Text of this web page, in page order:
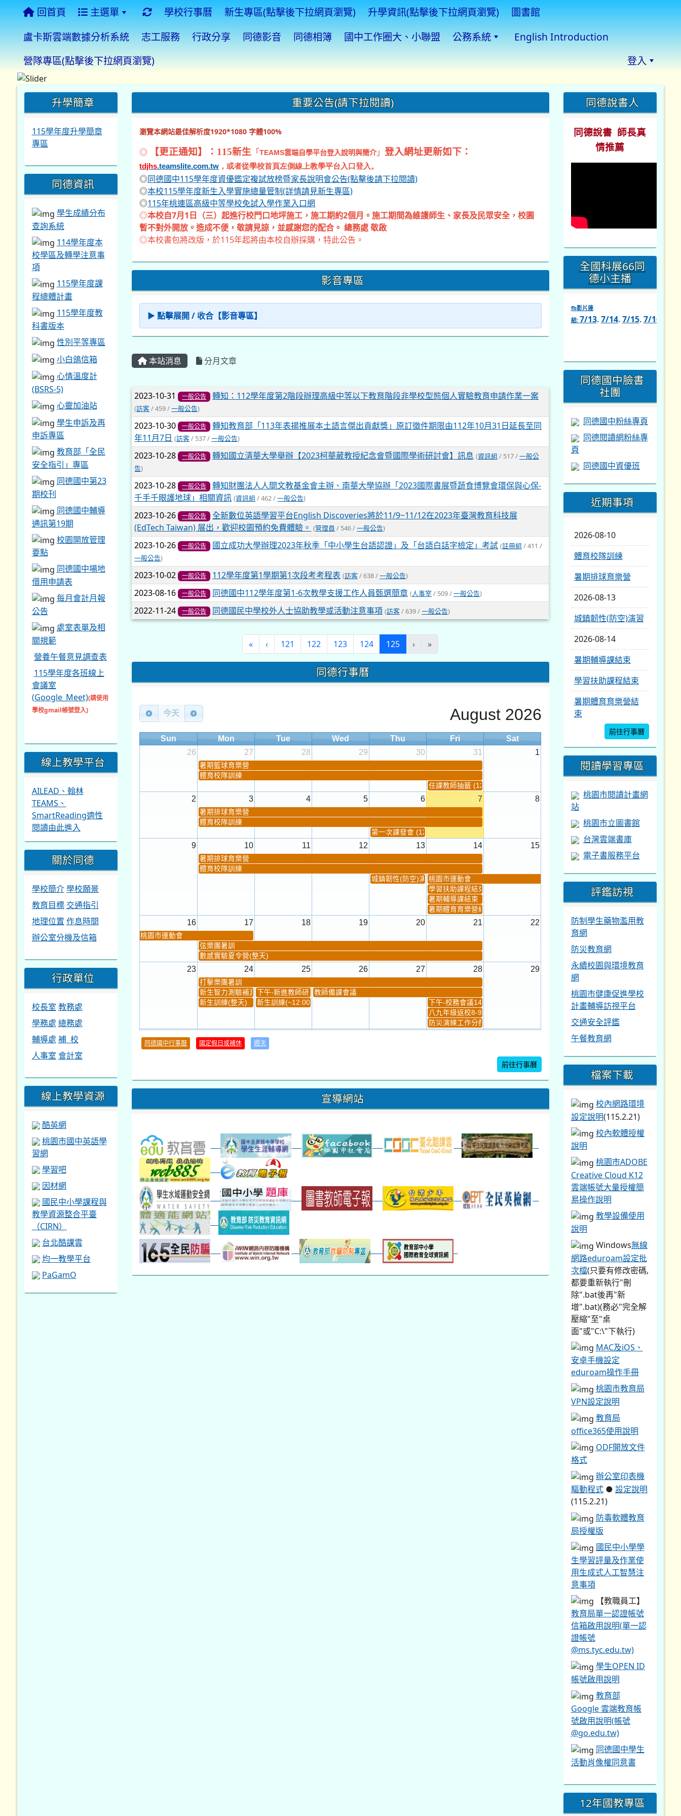
回首頁 主選單 學校行事曆 新生專區(點擊後下拉網頁瀏覽) 升學資訊(點擊後下拉網頁瀏覽)
圖書館
盧卡斯雲端數據分析系統
志工服務 行政分享 同德影音 同德相簿 國中工作圈大、小聯盟 公務系統
English Introduction
營隊專區(點擊後下拉網頁瀏覽)
登入
重要公告(請下拉閱讀)
瀏覽本網站最佳解析度1920*1080 字體100%
◎ 【更正通知】：115新生 「TEAMS雲端自學平台登入說明與簡介」登入網址更新如下：
tdjhs.teamslite.com.tw ，或者從學校首頁左側線上教學平台入口登入。
◎同德國中115學年度資優鑑定複試放榜暨家長說明會公告(點擊後請下拉閱讀)
◎本校115學年度新生入學實施總量管制(詳情請見新生專區)
◎115年桃連區高級中等學校免試入學作業入口網
◎本校自7月1日（三）起進行校門口地坪施工，施工期約2個月。施工期間為維護師生、家長及民眾安全，校園
暫不對外開放。造成不便，敬請見諒，並感謝您的配合。 總務處 敬啟
◎本校書包將改版，於115年起將由本校自辦採購，特此公告。
影音專區
▶ 點擊展開 / 收合【影音專區】
本站消息 分月文章
文章列表
2023-10-31 一般公告 轉知：112學年度第2階段辦理高級中等以下教育階段非學校型態個人實驗教育申請作業一案
(訪客/ 459 /一般公告)
2023-10-30 一般公告
轉知教育部「113年表揚推展本土語言傑出貢獻獎」原訂徵件期限由112年10月31日延長至同
年11月7日 (訪客/ 537 /一般公告)
2023-10-28 一般公告 轉知國立清華大學舉辦【2023柯華葳教授紀念會暨國際學術研討會】訊息 (資訊組 / 517 /一般公
告)
2023-10-28 一般公告
轉知財團法人人間文教基金會主辦、南華大學協辦「2023國際書展暨蔬食博覽會環保與心保-
千手千眼護地球」相關資訊 (資訊組 / 462 /一般公告)
2023-10-26 一般公告
全新數位英語學習平台English Discoveries將於11/9~11/12在2023年臺灣教育科技展
(EdTech Taiwan) 展出，歡迎校園預約免費體驗。 (管理員 / 546 /一般公告)
2023-10-26 一般公告 國立成功大學辦理2023年秋季「中小學生台語認證」及「台語白話字檢定」考試 (註冊組 / 411 /
一般公告)
2023-10-02 一般公告 112學年度第1學期第1次段考考程表 (訪客/ 638 /一般公告)
2023-08-16 一般公告 同德國中112學年度第1-6次教學支援工作人員甄選簡章 (人事室 / 509 /一般公告)
2022-11-24 一般公告 同德國民中學校外人士協助教學或活動注意事項 (訪客/ 639 /一般公告)
« ‹ 121 122 123 124 125(current)
› »
同德行事曆
今天 August 2026
Sun Mon Tue Wed Thu Fri
Sat
26
27 28 29 30 31 1
暑期籃球育樂營
體育校隊訓練
任課教師抽籤 (12:30~)...
2 3 4 5 6 7 8
暑期排球育樂營
體育校隊訓練
第一次課發會 (12:30~)
9 10 11 12 13 14 15
暑期排球育樂營
體育校隊訓練
城鎮韌性(防空)演習桃園市運動會
學習扶助課程結束
暑期輔導課結束
暑期體育育樂營結束
16 17 18 19 20 21 22
桃園市運動會
弦樂團暑訓
數感實驗夏令營(整天)
23 24 25 26 27 28 29
打擊樂團暑訓
新生智力測驗補測(...下午-新進教師研習教師備課會議
新生訓練(整天)
新生訓練(~12:00)
下午-校務會議14:00-16...
八九年級返校8-9
防災演練工作分配及...
30 31
本週_健康檢查週 各班器材負責人訓練發放班級書箱及晨讀...
本週_新書展
班週
第一週
超額比序暨免試入學...
同德國中行事曆 國定假日或補休 週次
前往行事曆
宣導網站
::: 升學簡章
115學年度升學簡章
專區
同德資訊
學生成績分布
查詢系統
114學年度本
校學區及轉學注意事
項
115學年度課
程總體計畫
115學年度教
科書版本
性別平等專區
小白鴿信箱
心情溫度計
(BSRS-5)
心靈加油站
學生申訴及再
申訴專區
教育部「全民
安全指引」專區
同德國中第23
期校刊
同德國中輔導
通訊第19期
校園開放管理
要點
同德國中場地
借用申請表
每月會計月報
公告
處室表單及相
關規範
營養午餐意見調查表
115學年度各班線上
會議室
(Google_Meet)(請使用
學校gmail帳號登入)
線上教學平台
AILEAD、翰林
TEAMS、
SmartReading適性
閱讀由此進入
關於同德
學校簡介 學校願景
教育目標 交通指引
地理位置 作息時間
辦公室分機及信箱
行政單位
校長室 教務處
學務處 總務處
輔導處 補 校
人事室 會計室
線上教學資源
酷英網
桃園市國中英語學
習網
學習吧
因材網
國民中小學課程與
教學資源整合平臺
（CIRN）
台北酷課雲
均一教學平台
PaGamO
::: 同德說書人
同德說書 師長真
情推薦
全國科展66同
德小主播
fb影片連
結: 7/13. 7/14. 7/15. 7/16
https://www.facebook.com/
同德國中臉書
社團
同德國中粉絲專頁
同德閱讀網粉絲專
頁
同德國中資優班
近期事項
2026-08-10
體育校隊訓練
暑期排球育樂營
2026-08-13
城鎮韌性(防空)演習
2026-08-14
暑期輔導課結束
學習扶助課程結束
暑期體育育樂營結
束
前往行事曆
閱讀學習專區
桃園市閱讀計畫網
站
桃園市立圖書館
台灣雲端書庫
電子書服務平台
評鑑訪視
防制學生藥物濫用教
育網
防災教育網
永續校園與環境教育
網
桃園市健康促進學校
計畫輔導訪視平台
交通安全評鑑
午餐教育網
檔案下載
校內網路環境
設定說明(115.2.21)
校內軟體授權
說明
桃園市ADOBE
Creative Cloud K12
雲端帳號大量授權簡
易操作說明
教學設備使用
說明
Windows無線
網路eduroam設定批
次檔(只要有修改密碼,
都要重新執行"刪
除".bat後再"新
增".bat)(務必"完全解
壓縮"至"桌
面"或"C:\"下執行)
MAC及iOS、
安卓手機設定
eduroam操作手冊
桃園市教育局
VPN設定說明
教育局
office365使用說明
ODF開放文件
格式
辦公室印表機
驅動程式● 設定說明
(115.2.21)
防毒軟體教育
局授權版
國民中小學學
生學習評量及作業使
用生成式人工智慧注
意事項
【教職員工】
教育局單一認證帳號
信箱啟用說明(單一認
證帳號
@ms.tyc.edu.tw)
學生OPEN ID
帳號啟用說明
教育部
Google 雲端教育帳
號啟用說明(帳號
@go.edu.tw)
同德國中學生
活動肖像權同意書
12年國教專區